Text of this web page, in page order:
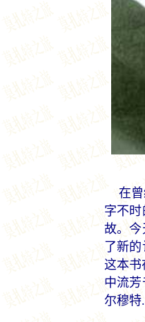
在曾
字不
故。今
了新的
这本书
中流芳
尔穆特